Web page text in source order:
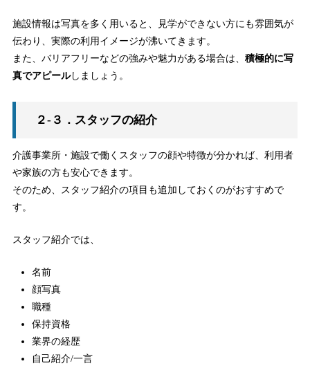
施設情報は写真を多く用いると、見学ができない方にも雰囲気が
伝わり、実際の利用イメージが沸いてきます。
また、バリアフリーなどの強みや魅力がある場合は、 積極的に写
真でアピールしましょう。
２-３．スタッフの紹介
介護事業所・施設で働くスタッフの顔や特徴が分かれば、利用者
や家族の方も安心できます。
そのため、スタッフ紹介の項目も追加しておくのがおすすめで
す。
スタッフ紹介では、
名前
顔写真
職種
保持資格
業界の経歴
自己紹介/一言